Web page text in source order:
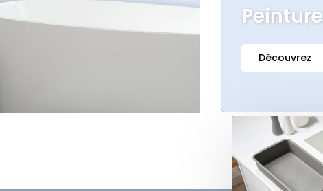
Peinture
Découvrez